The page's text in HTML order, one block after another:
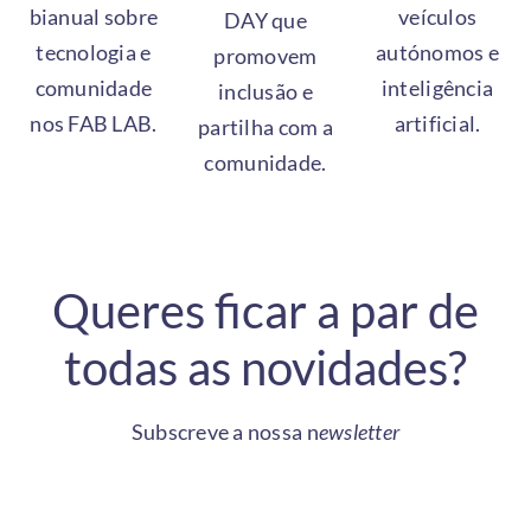
bianual sobre
tecnologia e
comunidade
nos FAB LAB.
DAY que
promovem
inclusão e
partilha com a
comunidade.
veículos
autónomos e
inteligência
artificial.
Queres ficar a par de
todas as novidades?
Subscreve a nossa newsletter